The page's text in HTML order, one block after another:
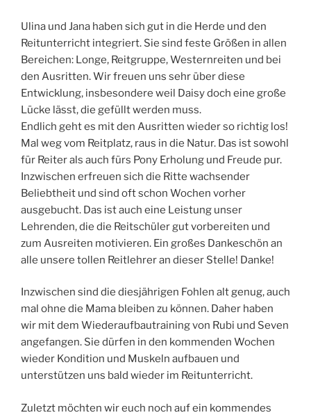
Ulina und Jana haben sich gut in die Herde und den
Reitunterricht integriert. Sie sind feste Größen in allen
Bereichen: Longe, Reitgruppe, Westernreiten und bei
den Ausritten. Wir freuen uns sehr über diese
Entwicklung, insbesondere weil Daisy doch eine große
Lücke lässt, die gefüllt werden muss.
Endlich geht es mit den Ausritten wieder so richtig los!
Mal weg vom Reitplatz, raus in die Natur. Das ist sowohl
für Reiter als auch fürs Pony Erholung und Freude pur.
Inzwischen erfreuen sich die Ritte wachsender
Beliebtheit und sind oft schon Wochen vorher
ausgebucht. Das ist auch eine Leistung unser
Lehrenden, die die Reitschüler gut vorbereiten und
zum Ausreiten motivieren. Ein großes Dankeschön an
alle unsere tollen Reitlehrer an dieser Stelle! Danke!
Inzwischen sind die diesjährigen Fohlen alt genug, auch
mal ohne die Mama bleiben zu können. Daher haben
wir mit dem Wiederaufbautraining von Rubi und Seven
angefangen. Sie dürfen in den kommenden Wochen
wieder Kondition und Muskeln aufbauen und
unterstützen uns bald wieder im Reitunterricht.
Zuletzt möchten wir euch noch auf ein kommendes